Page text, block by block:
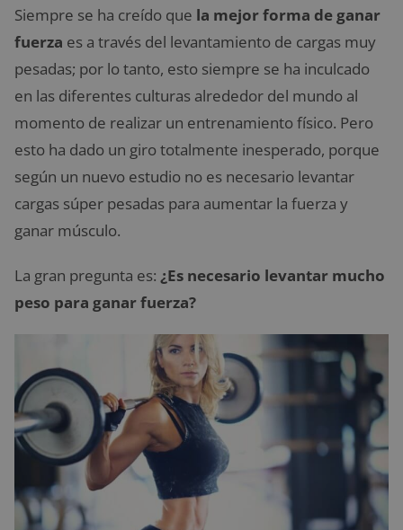
Siempre se ha creído que la mejor forma de ganar
fuerza es a través del levantamiento de cargas muy
pesadas; por lo tanto, esto siempre se ha inculcado
en las diferentes culturas alrededor del mundo al
momento de realizar un entrenamiento físico. Pero
esto ha dado un giro totalmente inesperado, porque
según un nuevo estudio no es necesario levantar
cargas súper pesadas para aumentar la fuerza y
ganar músculo.
La gran pregunta es: ¿Es necesario levantar mucho
peso para ganar fuerza?